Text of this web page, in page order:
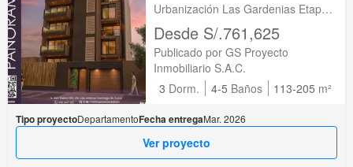
Urbanización Las Gardenias Etapa
I, Lima, Santiago de Surco, Lima
Desde S/.761,625
Publicado por GS Proyecto
Inmobiliario S.A.C.
3 Dorm. 4-5 Baños 113-205 m²
Tipo proyectoDepartamentoFecha entregaMar. 2026
Ver proyecto